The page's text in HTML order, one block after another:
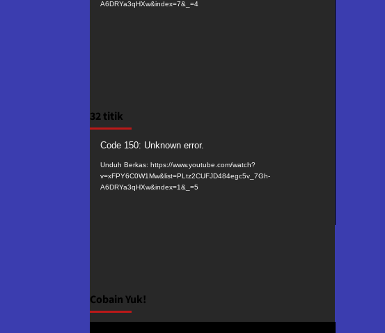
A6DRYa3qHXw&index=7&_=4
32 titik
Pemutar
Video
Code 150: Unknown error.
Unduh Berkas: https://www.youtube.com/watch?
v=xFPY6C0W1Mw&list=PLtz2CUFJD484egc5v_7Gh-
A6DRYa3qHXw&index=1&_=5
Cobain Yuk!